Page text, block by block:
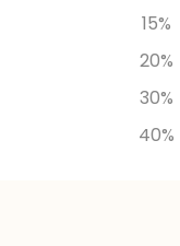
15%
20%
30%
40%